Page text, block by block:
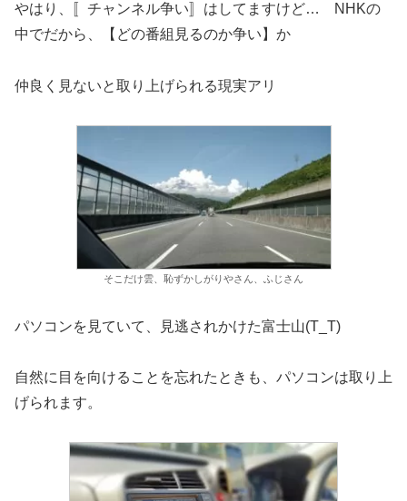
やはり、〚チャンネル争い〛はしてますけど… NHKの
中でだから、【どの番組見るのか争い】か
仲良く見ないと取り上げられる現実アリ
そこだけ雲、恥ずかしがりやさん、ふじさん
パソコンを見ていて、見逃されかけた富士山(T_T)
自然に目を向けることを忘れたときも、パソコンは取り上
げられます。